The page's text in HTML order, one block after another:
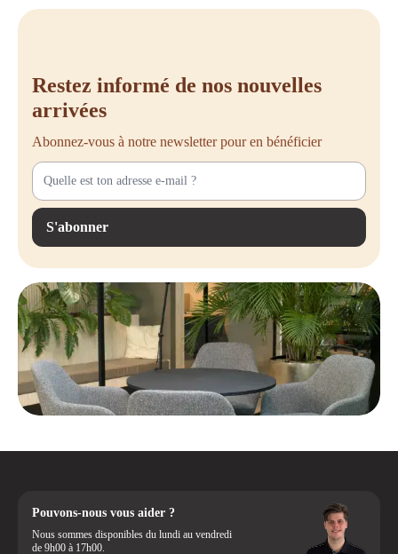
Restez informé de nos nouvelles
arrivées
Abonnez-vous à notre newsletter pour en bénéficier
S'abonner
Pouvons-nous vous aider ?
Nous sommes disponibles du lundi au vendredi
de 9h00 à 17h00.